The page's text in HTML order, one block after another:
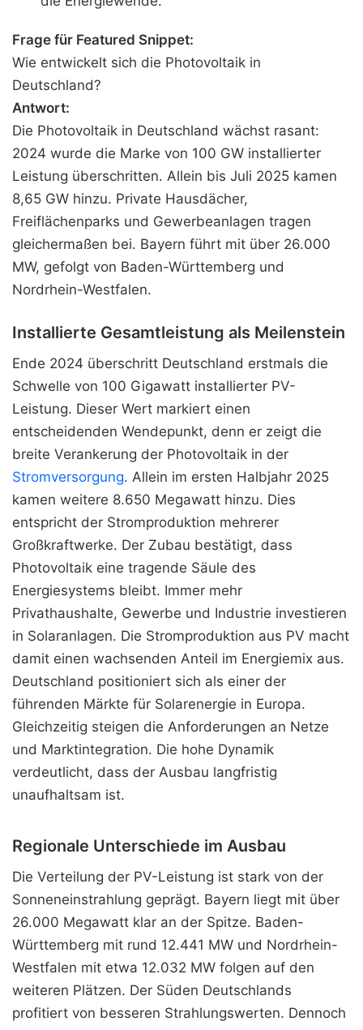
Frage für Featured Snippet:
Wie entwickelt sich die Photovoltaik in
Deutschland?
Antwort:
Die Photovoltaik in Deutschland wächst rasant:
2024 wurde die Marke von 100 GW installierter
Leistung überschritten. Allein bis Juli 2025 kamen
8,65 GW hinzu. Private Hausdächer,
Freiflächenparks und Gewerbeanlagen tragen
gleichermaßen bei. Bayern führt mit über 26.000
MW, gefolgt von Baden-Württemberg und
Nordrhein-Westfalen.
Installierte Gesamtleistung als Meilenstein
Ende 2024 überschritt Deutschland erstmals die
Schwelle von 100 Gigawatt installierter PV-
Leistung. Dieser Wert markiert einen
entscheidenden Wendepunkt, denn er zeigt die
breite Verankerung der Photovoltaik in der
Stromversorgung. Allein im ersten Halbjahr 2025
kamen weitere 8.650 Megawatt hinzu. Dies
entspricht der Stromproduktion mehrerer
Großkraftwerke. Der Zubau bestätigt, dass
Photovoltaik eine tragende Säule des
Energiesystems bleibt. Immer mehr
Privathaushalte, Gewerbe und Industrie investieren
in Solaranlagen. Die Stromproduktion aus PV macht
damit einen wachsenden Anteil im Energiemix aus.
Deutschland positioniert sich als einer der
führenden Märkte für Solarenergie in Europa.
Gleichzeitig steigen die Anforderungen an Netze
und Marktintegration. Die hohe Dynamik
verdeutlicht, dass der Ausbau langfristig
unaufhaltsam ist.
Regionale Unterschiede im Ausbau
Die Verteilung der PV-Leistung ist stark von der
Sonneneinstrahlung geprägt. Bayern liegt mit über
26.000 Megawatt klar an der Spitze. Baden-
Württemberg mit rund 12.441 MW und Nordrhein-
Westfalen mit etwa 12.032 MW folgen auf den
weiteren Plätzen. Der Süden Deutschlands
profitiert von besseren Strahlungswerten. Dennoch